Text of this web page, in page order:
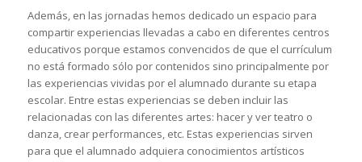
Además, en las jornadas hemos dedicado un espacio para
compartir experiencias llevadas a cabo en diferentes centros
educativos porque estamos convencidos de que el currículum
no está formado sólo por contenidos sino principalmente por
las experiencias vividas por el alumnado durante su etapa
escolar. Entre estas experiencias se deben incluir las
relacionadas con las diferentes artes: hacer y ver teatro o
danza, crear performances, etc. Estas experiencias sirven
para que el alumnado adquiera conocimientos artísticos